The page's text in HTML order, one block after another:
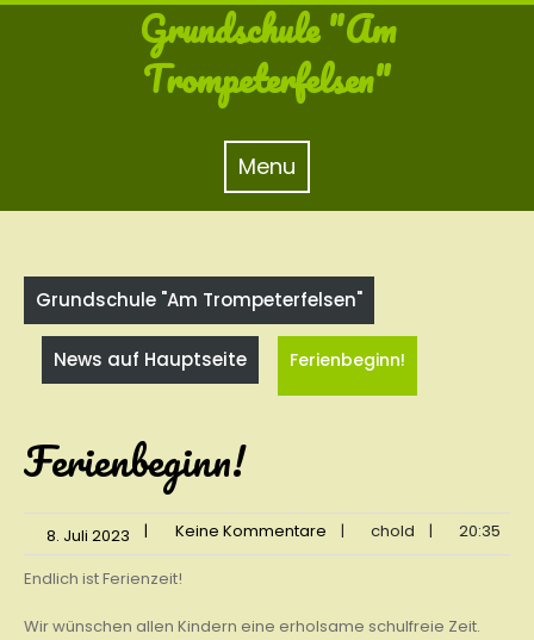
Skip
Grundschule "Am
Trompeterfelsen"
Menu
Grundschule "Am Trompeterfelsen"
News auf Hauptseite Ferienbeginn!
Ferienbeginn!
8. Juli 2023 | Keine Kommentare | chold | 20:35
Endlich ist Ferienzeit!
Wir wünschen allen Kindern eine erholsame schulfreie Zeit.